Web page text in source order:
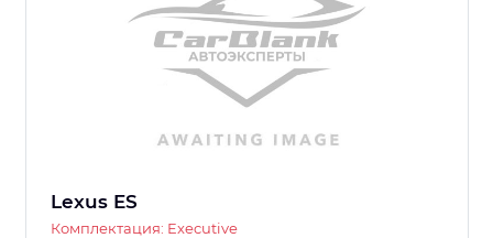
Lexus ES
Комплектация: Executive